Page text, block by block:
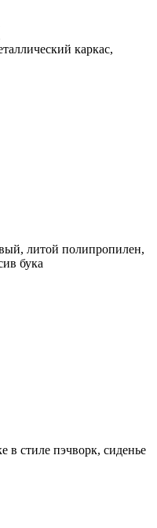
Текущая
цена:
10790,00 ₽.
каркас,
₽.литой полипропилен,
бука
₽.
в стиле пэчворк, сиденье